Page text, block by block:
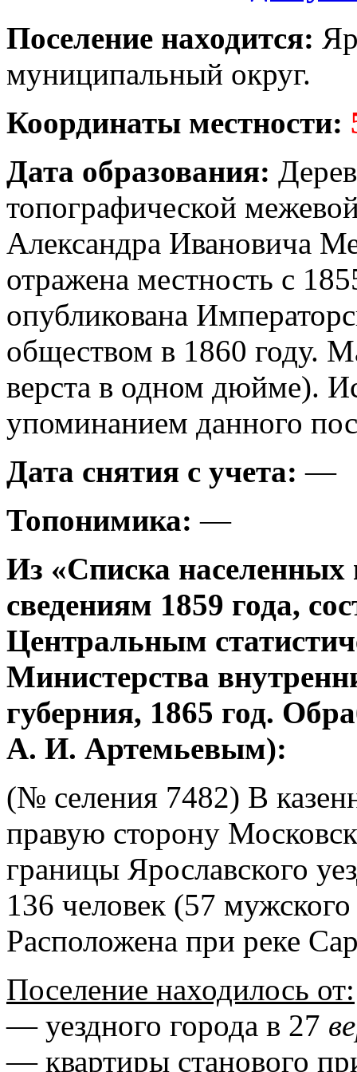
Поселение находится:
муниципальный округ.
Координаты местности:
Дата образования:
топографической
Александра Ивановича
отражена местность с
опубликована
обществом в 1860 году.
верста в одном дюйме).
упоминанием данного
Дата снятия с учета: —
Топонимика: —
Из «Списка населенных
сведениям 1859 года,
Центральным
Министерства
губерния, 1865 год.
А. И. Артемьевым):
(№ селения 7482) В
правую сторону
границы Ярославского
136 человек (57
Расположена при реке
Поселение находилось от:
— уездного города в 27
— квартиры станового